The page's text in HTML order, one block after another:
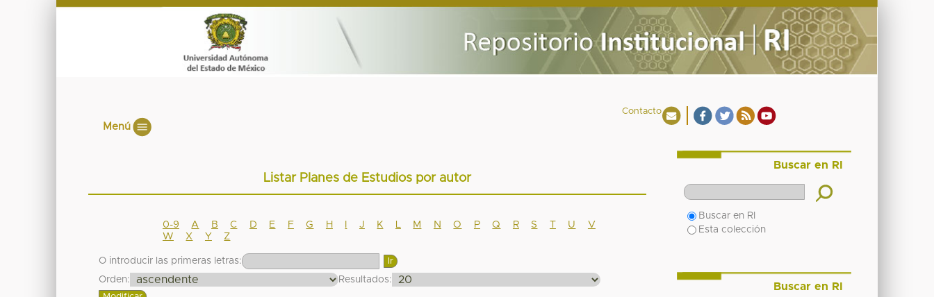
Contacto
Menú
Listar Planes de Estudios por autor
0-9 A B C D E F G H J K M N O P Q R S T U
V
W
X Y Z
O introducir las primeras letras:
Orden:
Resultados:
Buscar en RI
Buscar en RI
Esta colección
Buscar en RI